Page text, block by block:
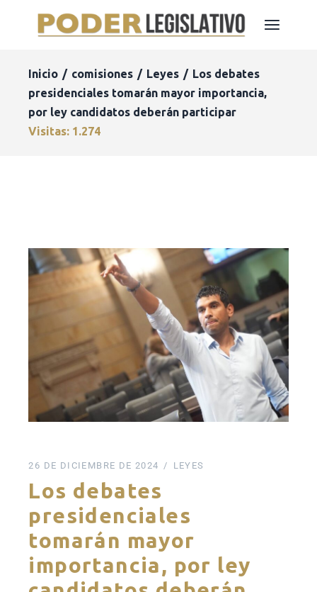
Inicio comisiones Leyes
Los debates
presidenciales tomarán mayor importancia,
por ley candidatos deberán participar
Visitas: 1.274
26 DE DICIEMBRE DE 2024 LEYES
Los debates
presidenciales
tomarán mayor
importancia, por ley